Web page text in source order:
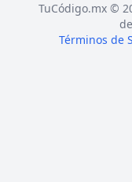
TuCódigo.mx ©
Términos de